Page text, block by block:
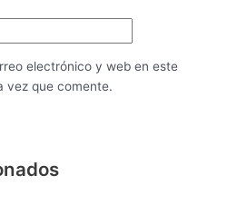
electrónico y web en este
vez que comente.